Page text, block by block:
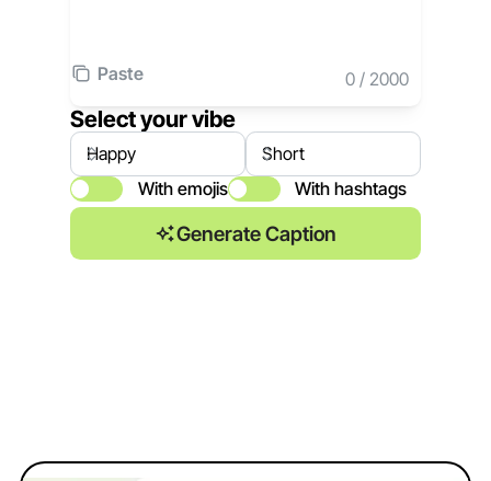
Paste 0/ 2000
Select your vibe
With emojis With hashtags
Generate Caption